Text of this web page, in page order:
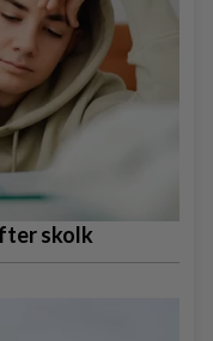
skolk